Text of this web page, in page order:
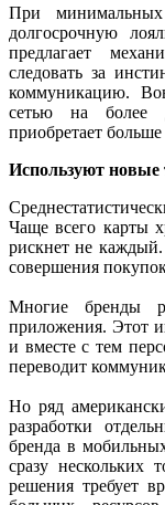
При минимальных
долгосрочную
предлагает
следовать за
коммуникацию.
сетью на более
приобретает больше
Используют новые
Чаще всего карты
рискнет не каждый.
совершения
Многие бренды
приложения. Этот
и вместе с тем
переводит
Но ряд
разработки
бренда в
сразу нескольких
решения требует